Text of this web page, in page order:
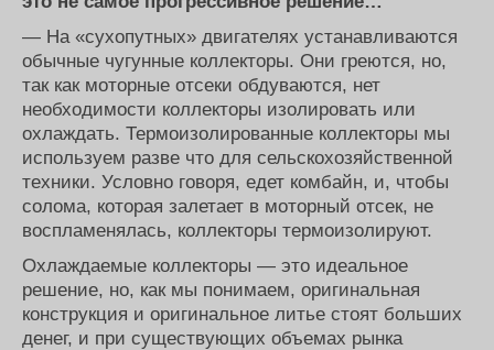
— На «сухопутных» двигателях устанавливаются
обычные чугунные коллекторы. Они греются, но,
так как моторные отсеки обдуваются, нет
необходимости коллекторы изолировать или
охлаждать. Термоизолированные коллекторы мы
используем разве что для сельскохозяйственной
техники. Условно говоря, едет комбайн, и, чтобы
солома, которая залетает в моторный отсек, не
воспламенялась, коллекторы термоизолируют.
Охлаждаемые коллекторы — это идеальное
решение, но, как мы понимаем, оригинальная
конструкция и оригинальное литье стоят больших
денег, и при существующих объемах рынка